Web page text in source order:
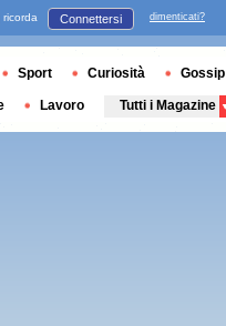
ricorda Connettersi dimenticati?
Sport Curiosità Gossip
Lavoro Tutti i Magazine